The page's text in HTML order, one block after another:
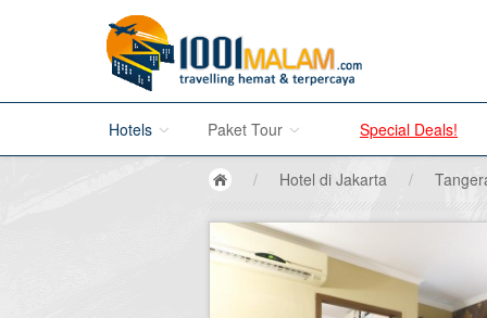
Hotels Paket Tour
Promo Paket Tour Wisata
Tour di Madura
Special Deals!
/ Hotel di Jakarta /